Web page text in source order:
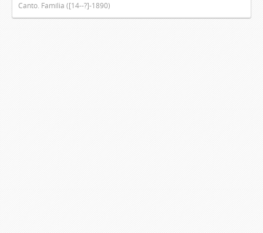
Canto. Família ([14--?]-1890)